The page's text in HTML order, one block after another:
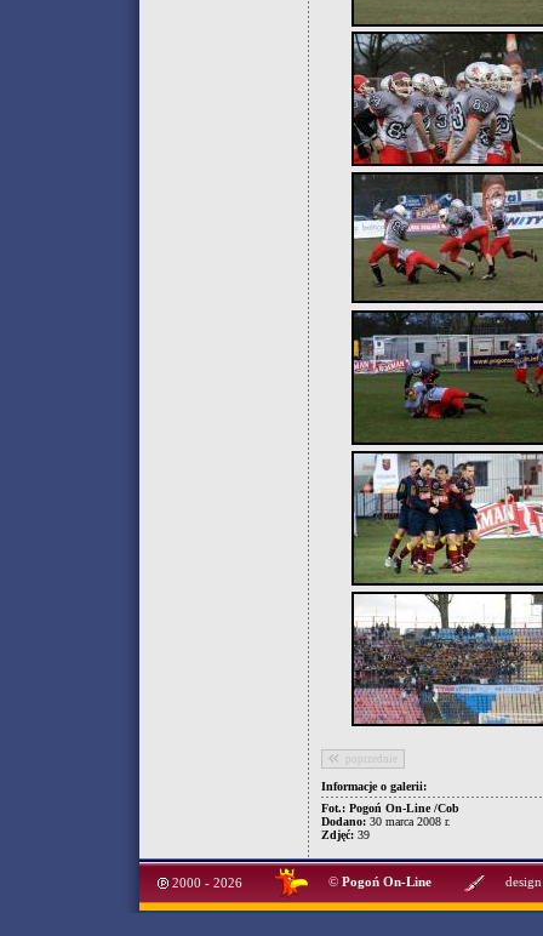
poprzednie
Informacje o galerii:
Fot.: Pogoń On-Line /Cob
Dodano: 30 marca 2008 r.
Zdjęć: 39
2000 - 2026 © Pogoń On-Line